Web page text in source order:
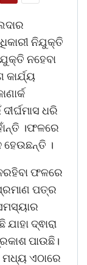
ନିଯୁକ୍ତି
ନହେବା
ଧରି
।ଫଳରେ
ହେଉଛନ୍ତି ।
ଫଳରେ
ପତ୍ର
ଦ୍ଵାରା
ପାଉଛି।
ମଧ୍ୟ ଏଠାରେ